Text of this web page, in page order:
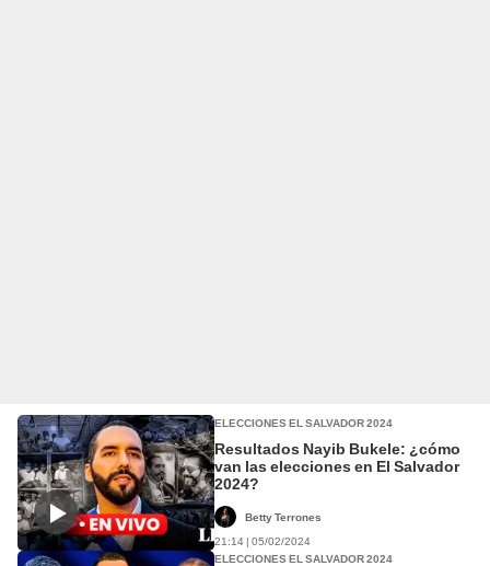
ELECCIONES EL SALVADOR 2024
Resultados Nayib Bukele: ¿cómo
van las elecciones en El Salvador
2024?
Betty Terrones
21:14 | 05/02/2024
ELECCIONES EL SALVADOR 2024